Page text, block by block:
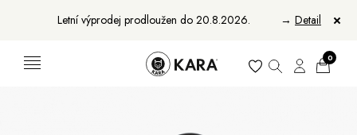
Letní výprodej prodloužen do 20.8.2026. → Detail
0